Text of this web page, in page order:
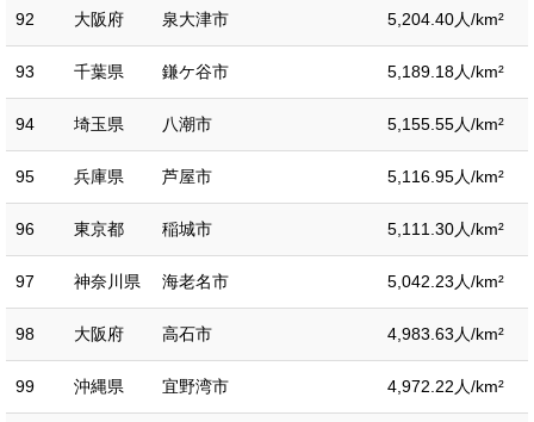
92 大阪府 泉大津市 5,204.40人/km²
93 千葉県 鎌ケ谷市 5,189.18人/km²
94 埼玉県 八潮市 5,155.55人/km²
95 兵庫県 芦屋市 5,116.95人/km²
96 東京都 稲城市 5,111.30人/km²
97 神奈川県 海老名市 5,042.23人/km²
98 大阪府 高石市 4,983.63人/km²
99 沖縄県 宜野湾市 4,972.22人/km²